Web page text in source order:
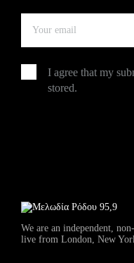
I agree that my
stored.
We are an independent,
live from London, New